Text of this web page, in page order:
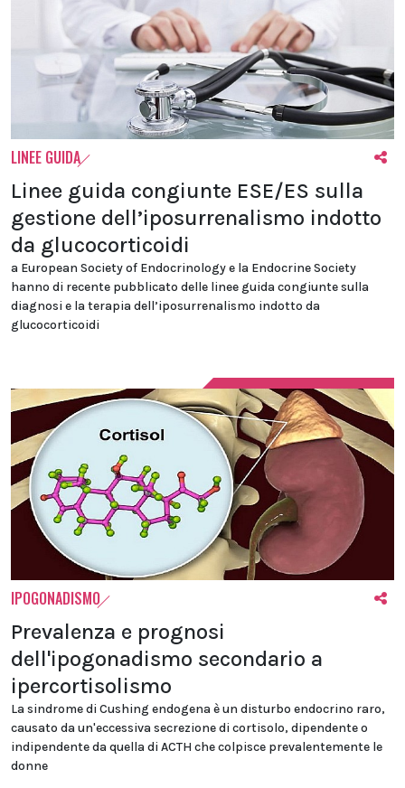
LINEE GUIDA
Linee guida congiunte ESE/ES sulla
gestione dell’iposurrenalismo indotto
da glucocorticoidi
a European Society of Endocrinology e la Endocrine Society
hanno di recente pubblicato delle linee guida congiunte sulla
diagnosi e la terapia dell’iposurrenalismo indotto da
glucocorticoidi
IPOGONADISMO
Prevalenza e prognosi
dell'ipogonadismo secondario a
ipercortisolismo
La sindrome di Cushing endogena è un disturbo endocrino raro,
causato da un'eccessiva secrezione di cortisolo, dipendente o
indipendente da quella di ACTH che colpisce prevalentemente le
donne